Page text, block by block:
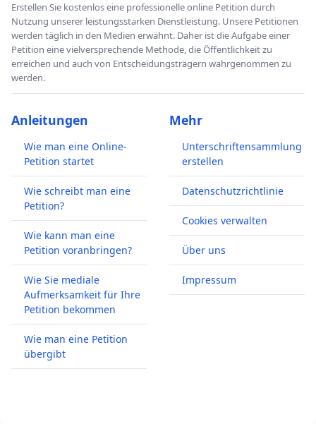
Erstellen Sie kostenlos eine professionelle online Petition durch
Nutzung unserer leistungsstarken Dienstleistung. Unsere Petitionen
werden täglich in den Medien erwähnt. Daher ist die Aufgabe einer
Petition eine vielversprechende Methode, die Öffentlichkeit zu
erreichen und auch von Entscheidungsträgern wahrgenommen zu
werden.
Anleitungen
Wie man eine Online-
Petition startet
Wie schreibt man eine
Petition?
Wie kann man eine
Petition voranbringen?
Wie Sie mediale
Aufmerksamkeit für Ihre
Petition bekommen
Wie man eine Petition
übergibt
Mehr
Unterschriftensammlung
erstellen
Datenschutzrichtlinie
Cookies verwalten
Über uns
Impressum